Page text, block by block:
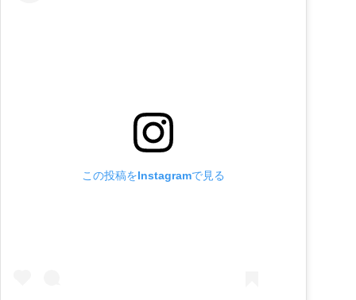
この投稿をInstagramで見る